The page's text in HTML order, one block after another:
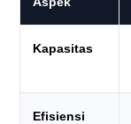
Kapasitas
Efisiensi